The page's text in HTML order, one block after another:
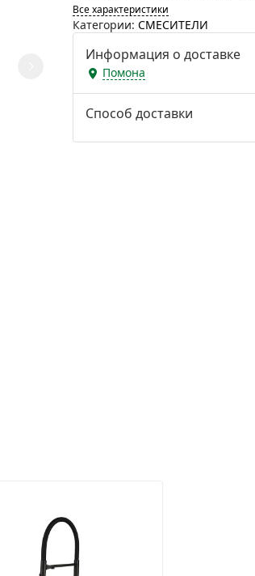
Все характеристики
Категории: СМЕСИТЕЛИ
Информация о доставке
Помона
Способ доставки